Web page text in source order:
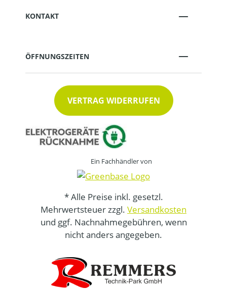
KONTAKT
ÖFFNUNGSZEITEN
VERTRAG WIDERRUFEN
Ein Fachhändler von
* Alle Preise inkl. gesetzl.
Mehrwertsteuer zzgl. Versandkosten
und ggf. Nachnahmegebühren, wenn
nicht anders angegeben.